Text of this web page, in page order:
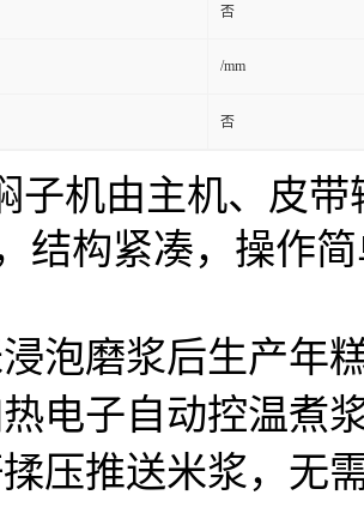
否
/mm
否
子机由主机、皮
结构紧凑，操作
泡磨浆后生产年
电子自动控温煮
压推送米浆，无